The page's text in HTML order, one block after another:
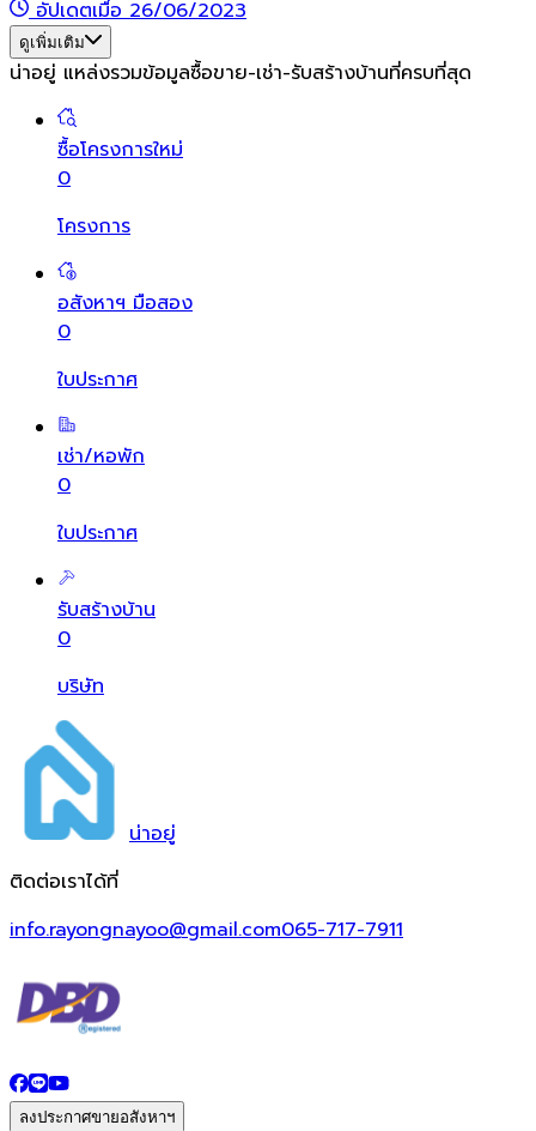
อัปเดตเมื่อ 26/06/2023
ดูเพิ่มเติม
น่าอยู่ แหล่งรวมข้อมูลซื้อขาย-เช่า-รับสร้างบ้านที่ครบที่สุด
ซื้อโครงการใหม่
0
โครงการ
อสังหาฯ มือสอง
0
ใบประกาศ
เช่า/หอพัก
0
ใบประกาศ
รับสร้างบ้าน
0
บริษัท
น่าอยู่
ติดต่อเราได้ที่
info.rayongnayoo@gmail.com065-717-7911
ลงประกาศขายอสังหาฯ